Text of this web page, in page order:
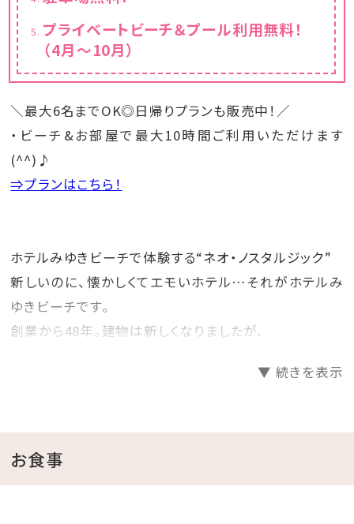
プライベートビーチ＆プール利用無料！
（4月～10月）
＼最大6名までOK◎日帰りプランも販売中！／
・ビーチ&お部屋で最大10時間ご利用いただけます
(^^)♪
⇒プランはこちら！
ホテルみゆきビーチで体験する“ネオ・ノスタルジック”
新しいのに、懐かしくてエモいホテル…それがホテルみ
ゆきビーチです。
創業から48年。建物は新しくなりましたが、
し、昭和レトロな雰囲気を感じることができます。
か？
▼ 続きを表示
お食事